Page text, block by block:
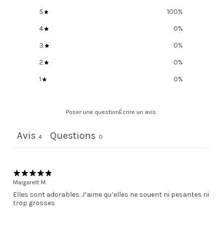
5 100%
4
0%
3
0%
2
0%
1
0%
Poser une questionÉcrire un avis
Avis 4 Questions 0
Margarett M.
Elles sont adorables. J’aime qu’elles ne souent ni pesantes ni
trop grosses